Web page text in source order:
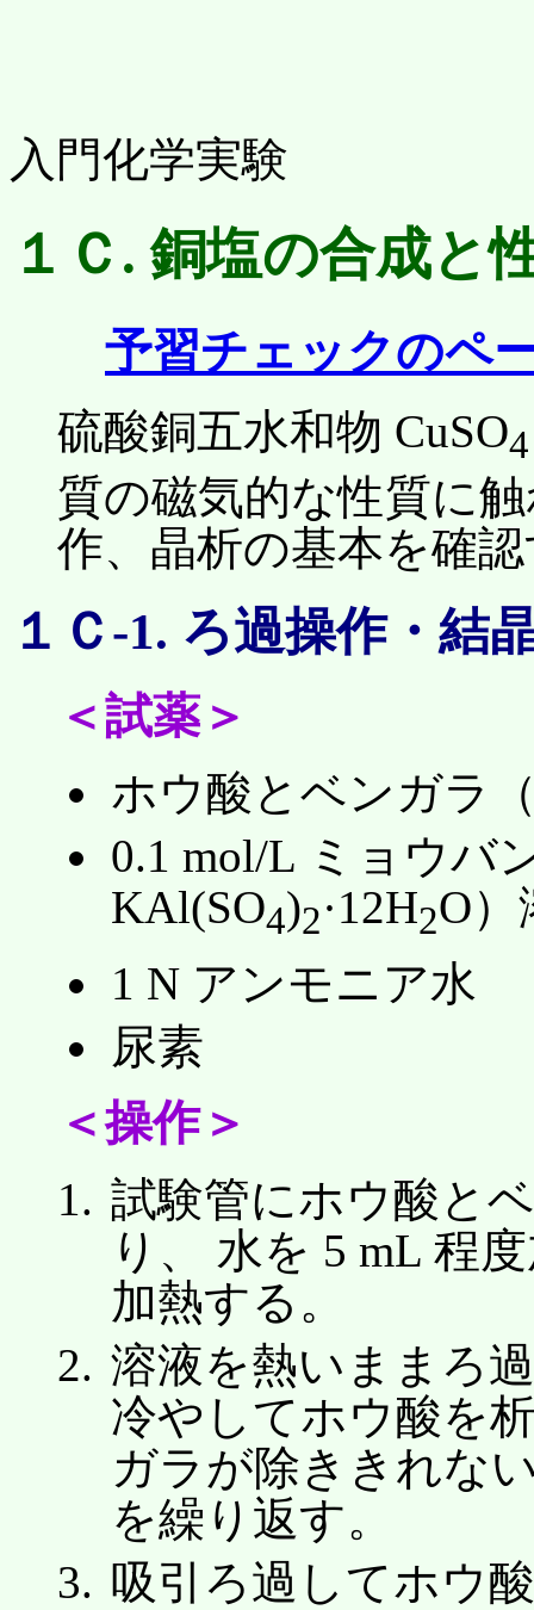
入門化学実験
１Ｃ. 銅塩の合成と
予習チェックのペ
硫酸銅五水和物 CuSO4
質の磁気的な性質に
作、晶析の基本を確
１Ｃ-1. ろ過操作・結
＜試薬＞
ホウ酸とベンガラ
0.1 mol/L ミョウバ
KAl(SO4)2·12H2O）
1 N アンモニア水
尿素
＜操作＞
試験管にホウ酸と
り、 水を 5 mL 程
加熱する。
溶液を熱いままろ
冷やしてホウ酸を
ガラが除ききれな
を繰り返す。
吸引ろ過してホウ